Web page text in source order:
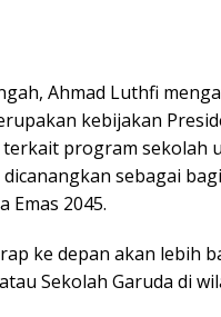
Ahmad Luthfi
kebijakan
program sekolah
dicanangkan sebagai
Emas 2045.
ke depan akan lebih
Sekolah Garuda di